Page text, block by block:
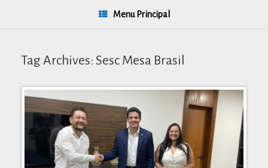
Menu Principal
Tag Archives: Sesc Mesa Brasil